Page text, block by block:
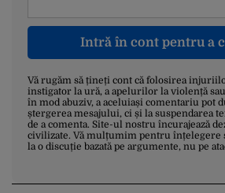
Intră în cont pentru a
Vă rugăm să țineți cont că folosirea
instigator la ură, a apelurilor la violență
în mod abuziv, a aceluiași comentariu pot
ștergerea mesajului, ci și la suspendarea
de a comenta. Site-ul nostru încurajează
civilizate. Vă mulțumim pentru înțelegere
la o discuție bazată pe argumente, nu pe